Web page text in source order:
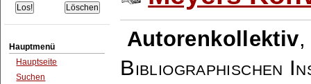
Hauptmenü
Hauptseite
Suchen
Autorenkollektiv
Bibliographischen